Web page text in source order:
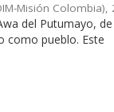
Misión Colombia),
del Putumayo, de
como pueblo. Este